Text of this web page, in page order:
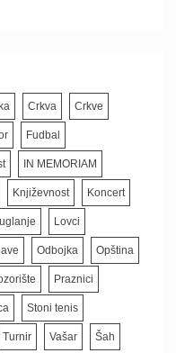
Crkva Crkve
Fudbal
IN MEMORIAM
Književnost Koncert
Lovci
Odbojka Opština
Praznici
Stoni tenis
Turnir Vašar Šah